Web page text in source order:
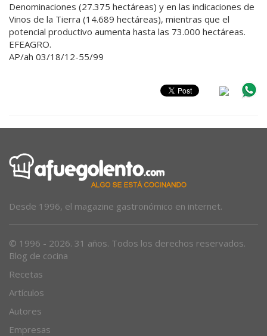
Denominaciones (27.375 hectáreas) y en las indicaciones de
Vinos de la Tierra (14.689 hectáreas), mientras que el
potencial productivo aumenta hasta las 73.000 hectáreas.
EFEAGRO.
AP/ah 03/18/12-55/99
Desde 1996, el magazine gastronómico en internet.
© 1996 - 2026. 31 años. Todos los derechos reservados.
Blog de cocina
Recetas
Artículos
Autores
Empresas